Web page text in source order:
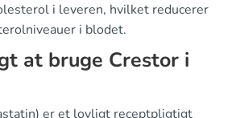
i leveren, hvilket reducerer
i blodet.
at bruge Crestor i
er et lovligt receptpligtigt